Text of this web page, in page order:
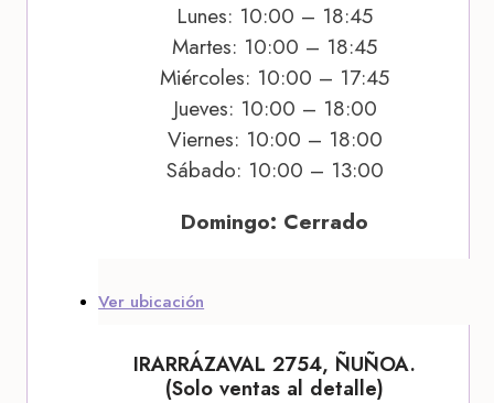
Lunes: 10:00 – 18:45
Martes: 10:00 – 18:45
Miércoles: 10:00 – 17:45
Jueves: 10:00 – 18:00
Viernes: 10:00 – 18:00
Sábado: 10:00 – 13:00
Domingo: Cerrado
Ver ubicación
IRARRÁZAVAL 2754, ÑUÑOA.
(Solo ventas al detalle)